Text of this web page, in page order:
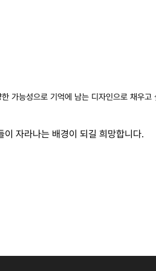
가능성으로 기억에 남는 디자인으로 채우고
이 자라나는 배경이 되길 희망합니다.